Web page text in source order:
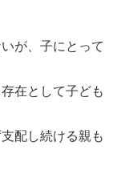
が、子にとって
在として子ども
配し続ける親も